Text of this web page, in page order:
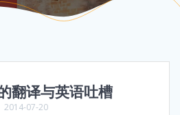
翻译与英语吐槽
2014-07-20